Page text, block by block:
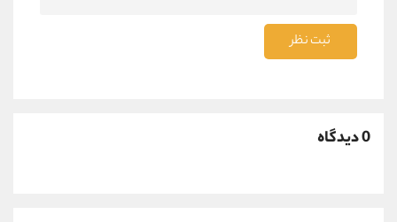
ثبت نظر
0 دیدگاه